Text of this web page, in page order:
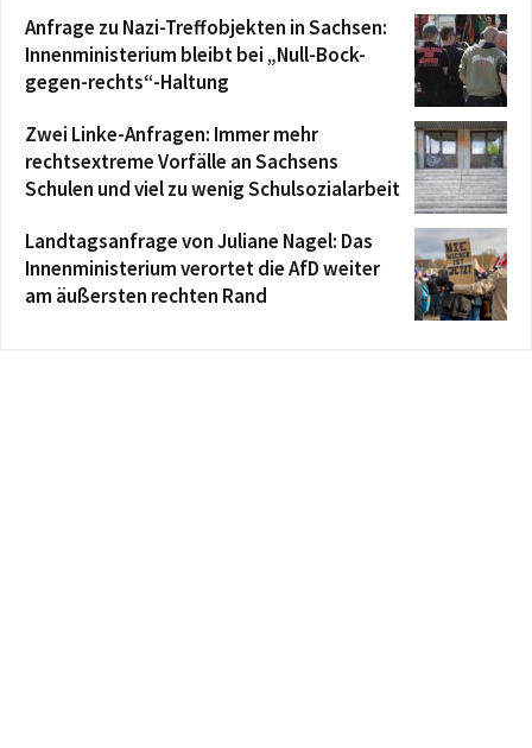
Anfrage zu Nazi-Treffobjekten in Sachsen:
Innenministerium bleibt bei „Null-Bock-
gegen-rechts“-Haltung
Zwei Linke-Anfragen: Immer mehr
rechtsextreme Vorfälle an Sachsens
Schulen und viel zu wenig Schulsozialarbeit
Landtagsanfrage von Juliane Nagel: Das
Innenministerium verortet die AfD weiter
am äußersten rechten Rand